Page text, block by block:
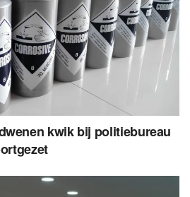
kwik bij politiebureau